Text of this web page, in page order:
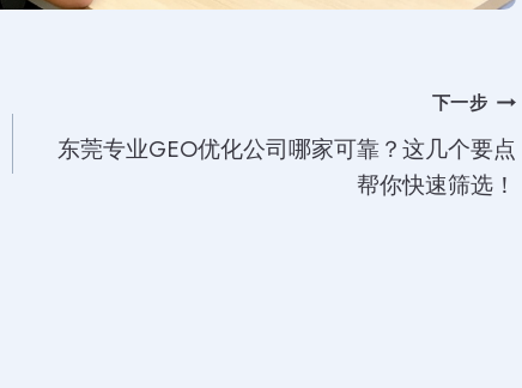
下一步
东莞专业GEO优化公司哪家可靠？这几个要点
帮你快速筛选！